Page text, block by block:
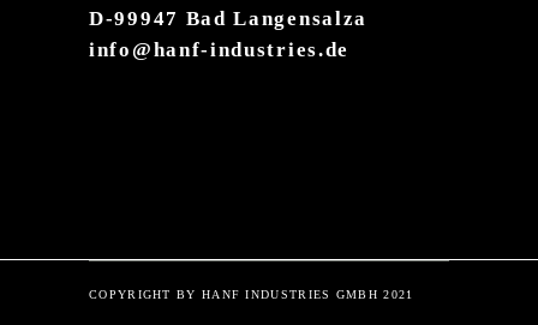
D-99947 Bad Langensalza
info@hanf-industries.de
COPYRIGHT BY HANF INDUSTRIES GMBH 2021